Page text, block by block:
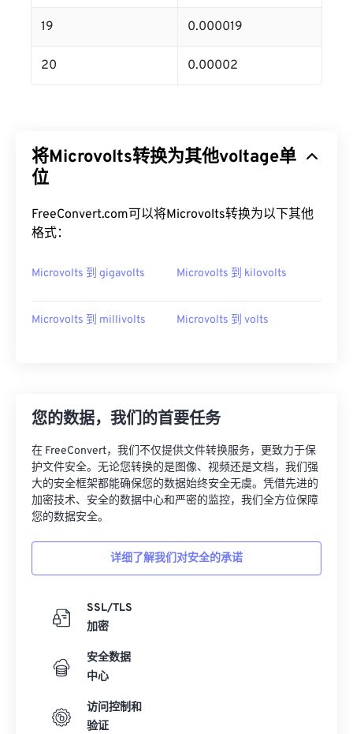
19 0.000019
20 0.00002
将Microvolts转换为其他voltage单
位
FreeConvert.com可以将Microvolts转换为以下其他
格式：
Microvolts 到 gigavolts Microvolts 到 kilovolts
Microvolts 到 millivolts Microvolts 到 volts
您的数据，我们的首要任务
在 FreeConvert，我们不仅提供文件转换服务，更致力于保
护文件安全。无论您转换的是图像、视频还是文档，我们强
大的安全框架都能确保您的数据始终安全无虞。凭借先进的
加密技术、安全的数据中心和严密的监控，我们全方位保障
您的数据安全。
详细了解我们对安全的承诺
SSL/TLS
加密
安全数据
中心
访问控制和
验证